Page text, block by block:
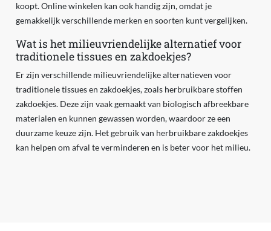
koopt. Online winkelen kan ook handig zijn, omdat je
gemakkelijk verschillende merken en soorten kunt vergelijken.
Wat is het milieuvriendelijke alternatief voor
traditionele tissues en zakdoekjes?
Er zijn verschillende milieuvriendelijke alternatieven voor
traditionele tissues en zakdoekjes, zoals herbruikbare stoffen
zakdoekjes. Deze zijn vaak gemaakt van biologisch afbreekbare
materialen en kunnen gewassen worden, waardoor ze een
duurzame keuze zijn. Het gebruik van herbruikbare zakdoekjes
kan helpen om afval te verminderen en is beter voor het milieu.